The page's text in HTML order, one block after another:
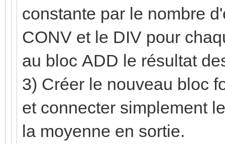
constante par le nombre
CONV et le DIV pour
au bloc ADD le résultat
3) Créer le nouveau bloc
et connecter simplement
la moyenne en sortie.